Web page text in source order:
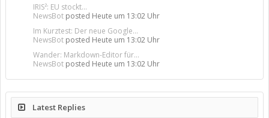
IRIS²: EU stockt...
NewsBot posted Heute um 13:02 Uhr
Im Kurztest: Der neue Google...
NewsBot posted Heute um 13:02 Uhr
Wander: Markdown-Editor für...
NewsBot posted Heute um 13:02 Uhr
Latest Replies